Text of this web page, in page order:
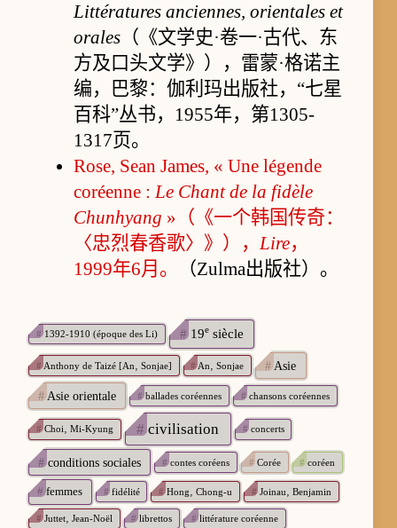
Littératures anciennes, orientales et
orales（《文学史·卷一·古代、东
方及口头文学》），雷蒙·格诺主
编，巴黎：伽利玛出版社，“七星
百科”丛书，1955年，第1305-
1317页。
Rose, Sean James, « Une légende
coréenne :Le Chant de la fidèle
Chunhyang »（《一个韩国传奇：
〈忠烈春香歌〉》），Lire，
1999年6月。
（Zulma出版社）。
#1392-1910 (époque des Li) #19esiècle
#Anthony de Taizé [An‚ Sonjae] #An‚ Sonjae #Asie
#Asie orientale #ballades coréennes #chansons coréennes
#Choi‚ Mi-Kyung #civilisation #concerts
#conditions sociales #contes coréens #Corée #coréen
# femmes #fidélité #Hong‚ Chong-u #Joinau‚ Benjamin
#Juttet‚ Jean-Noël #librettos #littérature coréenne